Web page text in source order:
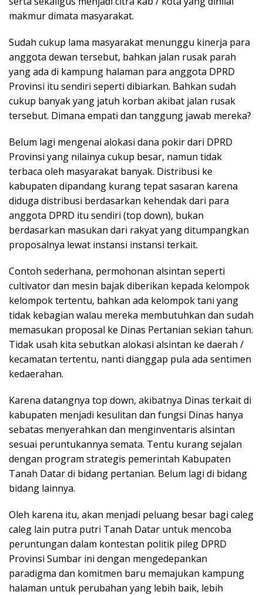
makmur dimata masyarakat.
Sudah cukup lama masyarakat menunggu kinerja para
anggota dewan tersebut, bahkan jalan rusak parah
yang ada di kampung halaman para anggota DPRD
Provinsi itu sendiri seperti dibiarkan. Bahkan sudah
cukup banyak yang jatuh korban akibat jalan rusak
tersebut. Dimana empati dan tanggung jawab mereka?
Belum lagi mengenai alokasi dana pokir dari DPRD
Provinsi yang nilainya cukup besar, namun tidak
terbaca oleh masyarakat banyak. Distribusi ke
kabupaten dipandang kurang tepat sasaran karena
diduga distribusi berdasarkan kehendak dari para
anggota DPRD itu sendiri (top down), bukan
berdasarkan masukan dari rakyat yang ditumpangkan
proposalnya lewat instansi instansi terkait.
Contoh sederhana, permohonan alsintan seperti
cultivator dan mesin bajak diberikan kepada kelompok
kelompok tertentu, bahkan ada kelompok tani yang
tidak kebagian walau mereka membutuhkan dan sudah
memasukan proposal ke Dinas Pertanian sekian tahun.
Tidak usah kita sebutkan alokasi alsintan ke daerah /
kecamatan tertentu, nanti dianggap pula ada sentimen
kedaerahan.
Karena datangnya top down, akibatnya Dinas terkait di
kabupaten menjadi kesulitan dan fungsi Dinas hanya
sebatas menyerahkan dan menginventaris alsintan
sesuai peruntukannya semata. Tentu kurang sejalan
dengan program strategis pemerintah Kabupaten
Tanah Datar di bidang pertanian. Belum lagi di bidang
bidang lainnya.
Oleh karena itu, akan menjadi peluang besar bagi caleg
caleg lain putra putri Tanah Datar untuk mencoba
peruntungan dalam kontestan politik pileg DPRD
Provinsi Sumbar ini dengan mengedepankan
paradigma dan komitmen baru memajukan kampung
halaman untuk perubahan yang lebih baik, lebih